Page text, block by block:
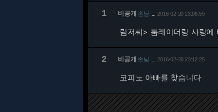
1 비공개 손님 2016-02-20 23:08:59
림저씨> 툼레이더랑 사랑
2 비공개 손님 2016-02-20 23:12:25
코피노 아빠를 찾습니다